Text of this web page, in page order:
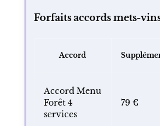
Forfaits accords mets-
Accord
Accord Menu
Forêt 4
services
79 €